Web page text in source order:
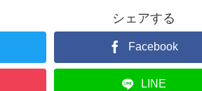
シェアする
Facebook
LINE